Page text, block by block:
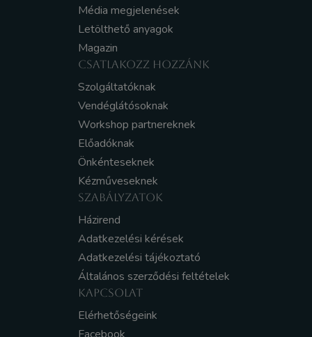
Média megjelenések
Letölthető anyagok
Magazin
CSATLAKOZZ HOZZÁNK
Szolgáltatóknak
Vendéglátósoknak
Workshop partnereknek
Előadóknak
Önkénteseknek
Kézműveseknek
SZABÁLYZATOK
Házirend
Adatkezelési kérések
Adatkezelési tájékoztató
Általános szerződési feltételek
KAPCSOLAT
Elérhetőségeink